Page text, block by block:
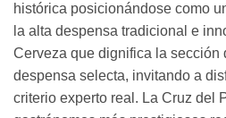
histórica posicionándose como
la alta despensa tradicional e
Cerveza que dignifica la sección
despensa selecta, invitando a
criterio experto real. La Cruz del